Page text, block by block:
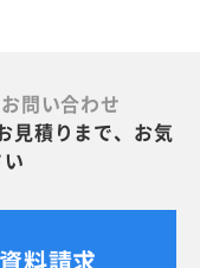
問い合わせ
見積りまで、お気